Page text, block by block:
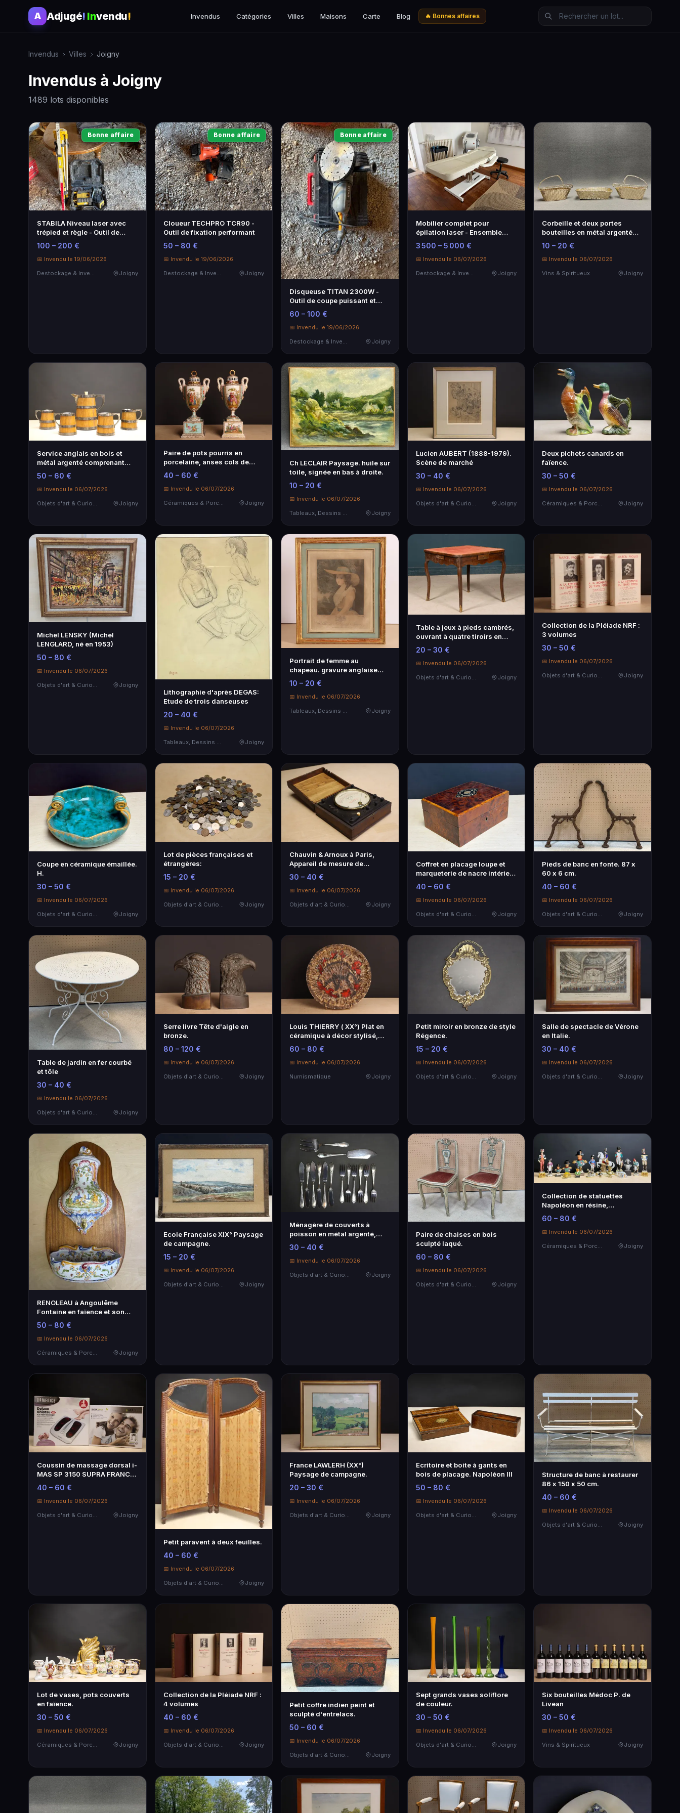
A Adjugé! Invendu! Invendus Catégories Villes Maisons Carte Blog 🔥 Bonnes affaires
Invendus Villes Joigny
Invendus à Joigny
1489 lots disponibles
Bonne affaire
STABILA Niveau laser avec
trépied et règle - Outil de
précision
100 – 200 €
📅 Invendu le 19/06/2026
Joigny
Bonne affaire
Cloueur TECHPRO TCR90 -
Outil de fixation performant
50 – 80 €
📅 Invendu le 19/06/2026
Joigny
Bonne affaire
Disqueuse TITAN 2300W -
Outil de coupe puissant et
fiable
60 – 100 €
📅 Invendu le 19/06/2026
Joigny
Mobilier complet pour
épilation laser - Ensemble
professionnel
3 500 – 5 000 €
📅 Invendu le 06/07/2026
Joigny
Corbeille et deux portes
bouteilles en métal argenté
tressé
10 – 20 €
📅 Invendu le 06/07/2026
Vins & Spiritueux
Joigny
Service anglais en bois et
métal argenté comprenant
Pichet e…
50 – 60 €
📅 Invendu le 06/07/2026
Objets d'art & Curiosités
Joigny
Paire de pots pourris en
porcelaine, anses cols de
cycnes, à…
40 – 60 €
📅 Invendu le 06/07/2026
Joigny
Ch LECLAIR Paysage. huile sur
toile, signée en bas à droite.
10 – 20 €
📅 Invendu le 06/07/2026
Tableaux, Dessins & Estampes
Joigny
Lucien AUBERT (1888-1979).
Scène de marché
30 – 40 €
📅 Invendu le 06/07/2026
Objets d'art & Curiosités
Joigny
Deux pichets canards en
faïence.
30 – 50 €
📅 Invendu le 06/07/2026
Céramiques & Porcelaine
Joigny
Michel LENSKY (Michel
LENGLARD, né en 1953)
50 – 80 €
📅 Invendu le 06/07/2026
Objets d'art & Curiosités
Joigny
Lithographie d'après DEGAS:
Etude de trois danseuses
20 – 40 €
📅 Invendu le 06/07/2026
Tableaux, Dessins & Estampes
Joigny
Portrait de femme au
chapeau. gravure anglaise
encadrée. Ver…
10 – 20 €
📅 Invendu le 06/07/2026
Joigny
Table à jeux à pieds cambrés,
ouvrant à quatre tiroirs en
ce…
20 – 30 €
📅 Invendu le 06/07/2026
Objets d'art & Curiosités
Joigny
Collection de la Pléiade NRF :
3 volumes
30 – 50 €
📅 Invendu le 06/07/2026
Objets d'art & Curiosités
Joigny
Coupe en céramique émaillée.
H.
30 – 50 €
📅 Invendu le 06/07/2026
Objets d'art & Curiosités
Joigny
Lot de pièces françaises et
étrangères:
15 – 20 €
📅 Invendu le 06/07/2026
Objets d'art & Curiosités
Joigny
Chauvin & Arnoux à Paris,
Appareil de mesure de
systèmes cal…
30 – 40 €
📅 Invendu le 06/07/2026
Objets d'art & Curiosités
Joigny
Coffret en placage loupe et
marqueterie de nacre intérieur
c…
40 – 60 €
📅 Invendu le 06/07/2026
Objets d'art & Curiosités
Joigny
Pieds de banc en fonte. 87 x
60 x 6 cm.
40 – 60 €
📅 Invendu le 06/07/2026
Objets d'art & Curiosités
Joigny
Table de jardin en fer courbé
et tôle
30 – 40 €
📅 Invendu le 06/07/2026
Objets d'art & Curiosités
Joigny
Serre livre Tête d'aigle en
bronze.
80 – 120 €
📅 Invendu le 06/07/2026
Joigny
Louis THIERRY ( XX°) Plat en
céramique à décor stylisé,
sign…
60 – 80 €
📅 Invendu le 06/07/2026
Numismatique
Joigny
Petit miroir en bronze de style
Régence.
15 – 20 €
📅 Invendu le 06/07/2026
Joigny
Salle de spectacle de Vérone
en Italie.
30 – 40 €
📅 Invendu le 06/07/2026
Joigny
RENOLEAU à Angoulême
Fontaine en faïence et son
support en c…
50 – 80 €
📅 Invendu le 06/07/2026
Céramiques & Porcelaine
Joigny
Ecole Française XIX° Paysage
de campagne.
15 – 20 €
📅 Invendu le 06/07/2026
Objets d'art & Curiosités
Joigny
Ménagère de couverts à
poisson en métal argenté,
style rocai…
30 – 40 €
📅 Invendu le 06/07/2026
Objets d'art & Curiosités
Joigny
Paire de chaises en bois
sculpté laqué.
60 – 80 €
📅 Invendu le 06/07/2026
Objets d'art & Curiosités
Joigny
Collection de statuettes
Napoléon en résine,
porcelaine, mét…
60 – 80 €
📅 Invendu le 06/07/2026
Céramiques & Porcelaine
Joigny
Coussin de massage dorsal i-
MAS SP 3150 SUPRA FRANCE
et appa…
40 – 60 €
📅 Invendu le 06/07/2026
Joigny
Petit paravent à deux feuilles.
40 – 60 €
📅 Invendu le 06/07/2026
Objets d'art & Curiosités
Joigny
France LAWLERH (XX°)
Paysage de campagne.
20 – 30 €
📅 Invendu le 06/07/2026
Joigny
Ecritoire et boite à gants en
bois de placage. Napoléon III
50 – 80 €
📅 Invendu le 06/07/2026
Joigny
Structure de banc à restaurer
86 x 150 x 50 cm.
40 – 60 €
📅 Invendu le 06/07/2026
Joigny
Lot de vases, pots couverts
en faïence.
30 – 50 €
📅 Invendu le 06/07/2026
Céramiques & Porcelaine
Joigny
Collection de la Pléiade NRF :
4 volumes
40 – 60 €
📅 Invendu le 06/07/2026
Objets d'art & Curiosités
Joigny
Petit coffre indien peint et
sculpté d'entrelacs.
50 – 60 €
📅 Invendu le 06/07/2026
Joigny
Sept grands vases soliflore
de couleur.
30 – 50 €
📅 Invendu le 06/07/2026
Objets d'art & Curiosités
Joigny
Six bouteilles Médoc P. de
Livean
30 – 50 €
📅 Invendu le 06/07/2026
Vins & Spiritueux
Joigny